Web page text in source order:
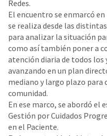
Redes.
El encuentro se enmarcó
se realiza desde las
para analizar la situación
como así también poner a
atención diaria de todos los
avanzando en un plan
mediano y largo plazo para
comunidad.
En ese marco, se abordó el
Gestión por Cuidados
en el Paciente.